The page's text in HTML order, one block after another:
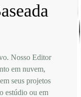
Nosso Editor
em nuvem,
seus projetos
estúdio ou em